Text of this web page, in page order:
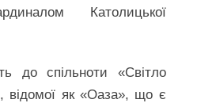
Католицької
до спільноти «Світло
як «Оаза», що є